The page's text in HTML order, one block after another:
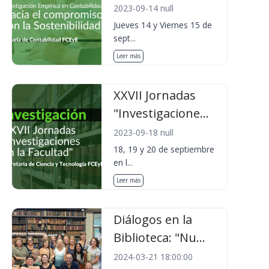
2023-09-14 null
Jueves 14 y Viernes 15 de
sept...
Leer más
XXVII Jornadas
"Investigacione...
2023-09-18 null
18, 19 y 20 de septiembre
en l...
Leer más
Diálogos en la
Biblioteca: "Nu...
2024-03-21 18:00:00